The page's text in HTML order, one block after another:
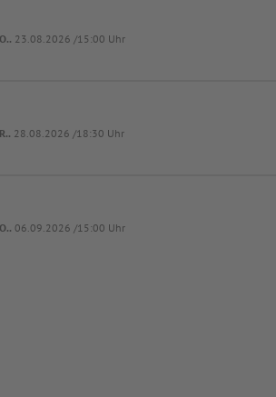
23.08.2026 /15:00 Uhr
28.08.2026 /18:30 Uhr
06.09.2026 /15:00 Uhr